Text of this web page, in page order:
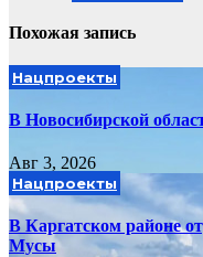
Похожая запись
Нацпроекты
В Новосибирской
Авг 3, 2026
Нацпроекты
В Каргатском районе
Мусы